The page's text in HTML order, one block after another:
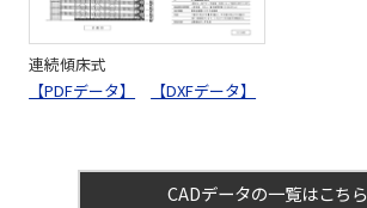
連続傾床式
【PDFデータ】
【DXFデータ】
CADデータの一覧はこちら